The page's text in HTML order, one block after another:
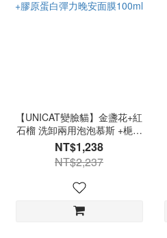
【UNICAT變臉貓】金盞花+紅
石榴 洗卸兩用泡泡慕斯 +梔子
花/佛手柑/黑醋栗私密露200ml
(選2) +膠原蛋白彈力晚安面膜
100ml
NT$1,238
NT$2,237